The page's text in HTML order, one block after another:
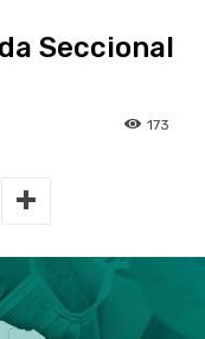
Seccional
173